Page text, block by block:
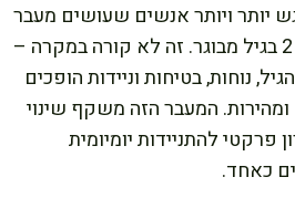
יותר ויותר אנשים שעושים מעבר
מטרקטורון לקלנועית יד 2 בגיל מבוגר. זה לא קורה במקרה –
נוחות, בטיחות וניידות הופכים
המעבר הזה משקף שינוי
פרקטי להתניידות יומיומית
כאחד.